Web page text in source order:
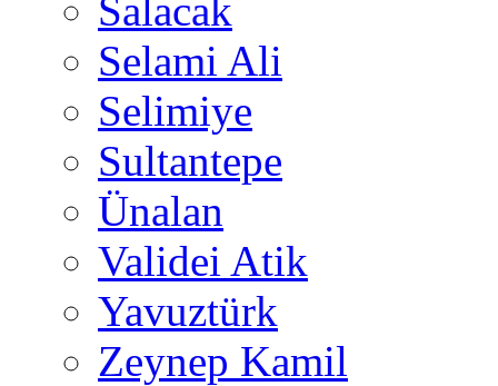
Salacak
Selami Ali
Selimiye
Sultantepe
Ünalan
Validei Atik
Yavuztürk
Zeynep Kamil